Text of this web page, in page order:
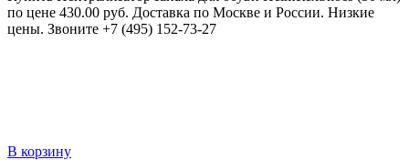
по цене 430.00 руб. Доставка по Москве и России. Низкие
цены. Звоните +7 (495) 152-73-27
В корзину